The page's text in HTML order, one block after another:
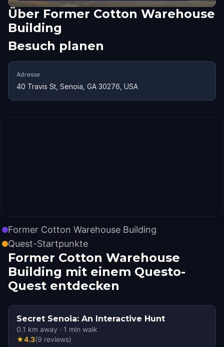
Über Former Cotton Warehouse
Building
Besuch planen
Adresse
40 Travis St, Senoia, GA 30276, USA
Former Cotton Warehouse Building
Quest-Startpunkte
Former Cotton Warehouse
Building mit einem Questo-
Quest entdecken
Secret Senoia: An Interactive Hunt
0.1 km away · 1 min walk
★4.3(9 reviews)